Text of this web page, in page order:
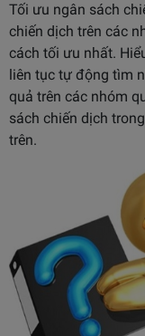
Tối ưu ngân sách
chiến dịch trên các
cách tối ưu nhất.
liên tục tự động tìm
quả trên các nhóm
sách chiến dịch
trên.